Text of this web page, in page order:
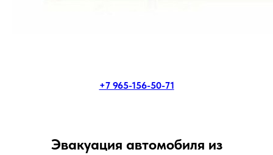
+7 965-156-50-71
Эвакуация автомобиля из